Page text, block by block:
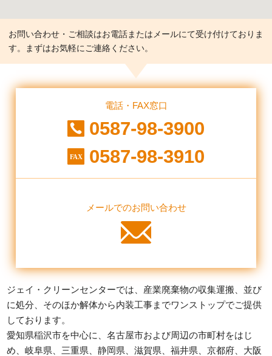
お問い合わせ・ご相談はお電話またはメールにて受け付けておりま
す。まずはお気軽にご連絡ください。
電話・FAX窓口
0587-98-3900
0587-98-3910
メールでのお問い合わせ
ジェイ・クリーンセンターでは、産業廃棄物の収集運搬、並び
に処分、そのほか解体から内装工事までワンストップでご提供
しております。
愛知県稲沢市を中心に、名古屋市および周辺の市町村をはじ
め、 岐阜県、三重県、静岡県、滋賀県、福井県、京都府、大阪